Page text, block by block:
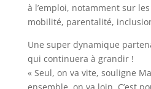
à l’emploi, notamment sur
mobilité, parentalité,
Une super dynamique
qui continuera à grandir !
« Seul, on va vite, souligne
ensemble, on va loin. C’est